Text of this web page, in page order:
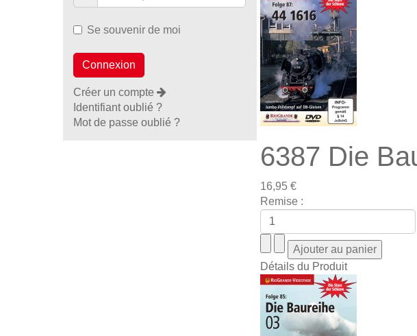
6387 Die
16,95 €
Remise :
Détails du Produit
Se souvenir de moi
Créer un compte
Identifiant oublié ?
Mot de passe oublié ?